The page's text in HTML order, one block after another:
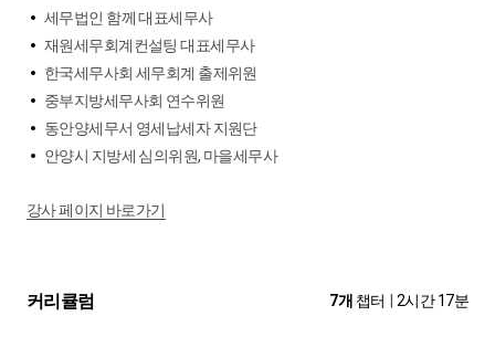
세무법인 함께 대표세무사
재원세무회계컨설팅 대표세무사
한국세무사회 세무회계 출제위원
중부지방세무사회 연수위원
동안양세무서 영세납세자 지원단
안양시 지방세 심의위원, 마을세무사
강사 페이지 바로가기
커리큘럼 7개 챕터 2시간 17분